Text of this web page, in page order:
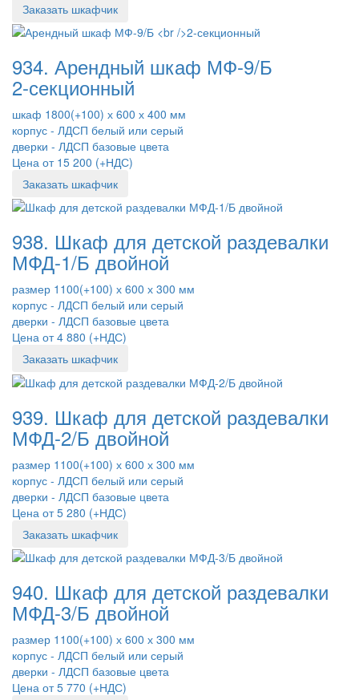
Заказать шкафчик
934. Арендный шкаф МФ-9/Б
2-секционный
шкаф 1800(+100) х 600 х 400 мм
корпус - ЛДСП белый или серый
дверки - ЛДСП базовые цвета
Цена от 15 200 (+НДС)
Заказать шкафчик
938. Шкаф для детской раздевалки
МФД-1/Б двойной
размер 1100(+100) х 600 х 300 мм
корпус - ЛДСП белый или серый
дверки - ЛДСП базовые цвета
Цена от 4 880 (+НДС)
Заказать шкафчик
939. Шкаф для детской раздевалки
МФД-2/Б двойной
размер 1100(+100) х 600 х 300 мм
корпус - ЛДСП белый или серый
дверки - ЛДСП базовые цвета
Цена от 5 280 (+НДС)
Заказать шкафчик
940. Шкаф для детской раздевалки
МФД-3/Б двойной
размер 1100(+100) х 600 х 300 мм
корпус - ЛДСП белый или серый
дверки - ЛДСП базовые цвета
Цена от 5 770 (+НДС)